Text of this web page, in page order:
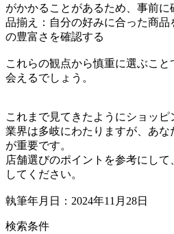
がかかることがあるため、事前に
品揃え：自分の好みに合った商品
の豊富さを確認する
これらの観点から慎重に選ぶこ
会えるでしょう。
これまで見てきたようにショッ
業界は多岐にわたりますが、あ
が重要です。
店舗選びのポイントを参考にし
してください。
執筆年月日：2024年11月28日
検索条件